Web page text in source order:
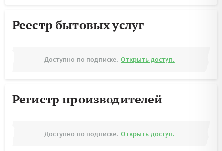
Реестр бытовых услуг
Доступно по подписке. Открыть доступ.
Регистр производителей
Доступно по подписке. Открыть доступ.